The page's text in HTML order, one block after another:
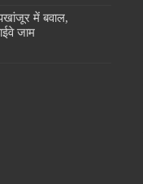
में बवाल,
जाम